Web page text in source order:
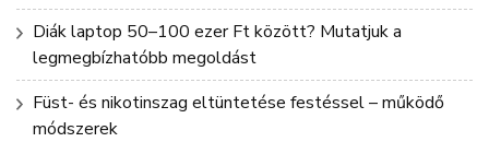
Diák laptop 50–100 ezer Ft között? Mutatjuk a
legmegbízhatóbb megoldást
Füst- és nikotinszag eltüntetése festéssel – működő
módszerek